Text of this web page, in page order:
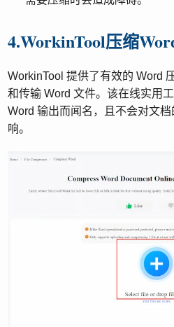
4.WorkinTool压缩
WorkinTool 提供了有效的 Word
和传输 Word 文件。该在线实用
Word 输出而闻名，且不会对文
响。